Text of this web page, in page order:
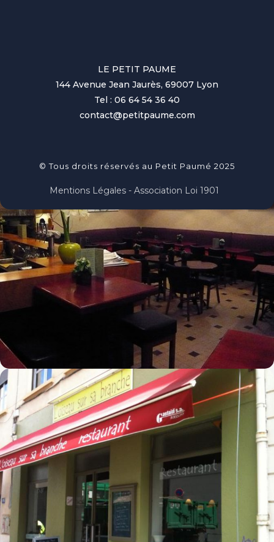
LE PETIT PAUME
144 Avenue Jean Jaurès, 69007 Lyon
Tel : 06 64 54 36 40
contact@petitpaume.com
© Tous droits réservés au Petit Paumé 2025
Mentions Légales - Association Loi 1901